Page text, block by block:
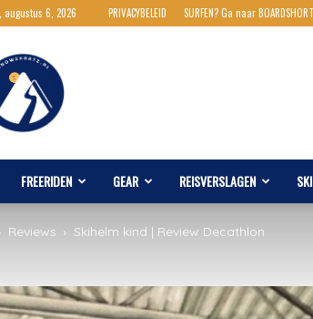
augustus 6, 2026 PRIVACYBELEID SURFEN? Ga naar
Snowshortz.nl
FREERIDEN GEAR REISVERSLAGEN
Reviews Skihelm kind | Review Decathlon